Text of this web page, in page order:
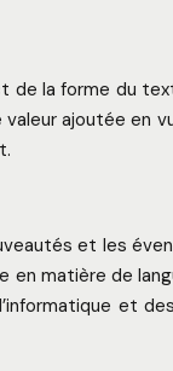
de la forme du
ajoutée en
et les
matière de
et